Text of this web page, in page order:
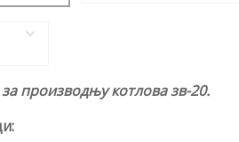
производњу котлова зв-20.